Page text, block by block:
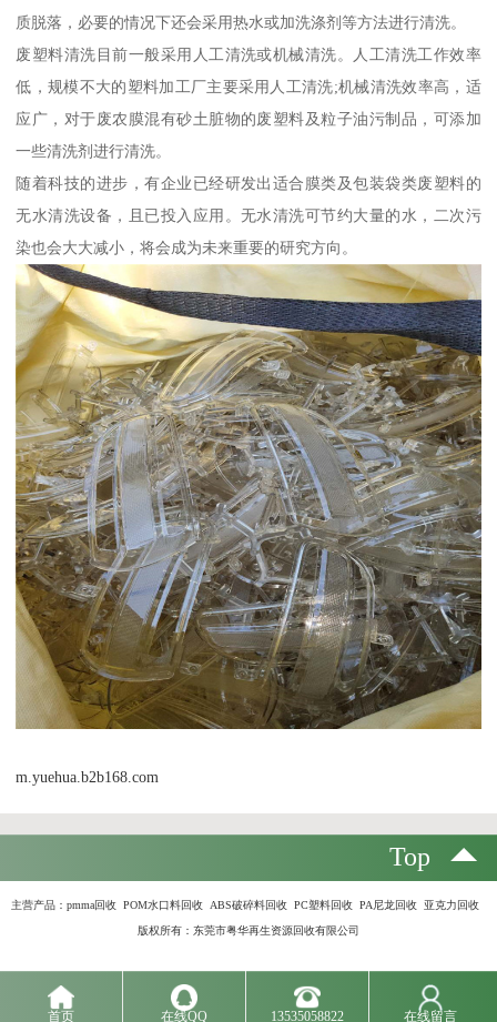
质脱落，必要的情况下还会采用热水或加洗涤剂等方法进行清洗。
废塑料清洗目前一般采用人工清洗或机械清洗。人工清洗工作效率
低，规模不大的塑料加工厂主要采用人工清洗;机械清洗效率高，适
应广，对于废农膜混有砂土脏物的废塑料及粒子油污制品，可添加
一些清洗剂进行清洗。
随着科技的进步，有企业已经研发出适合膜类及包装袋类废塑料的
无水清洗设备，且已投入应用。无水清洗可节约大量的水，二次污
染也会大大减小，将会成为未来重要的研究方向。
m.yuehua.b2b168.com
Top
主营产品： pmma回收 POM水口料回收 ABS破碎料回收 PC塑料回收 PA尼龙回收 亚克力回收
版权所有：东莞市粤华再生资源回收有限公司
首页 在线QQ 13535058822 在线留言